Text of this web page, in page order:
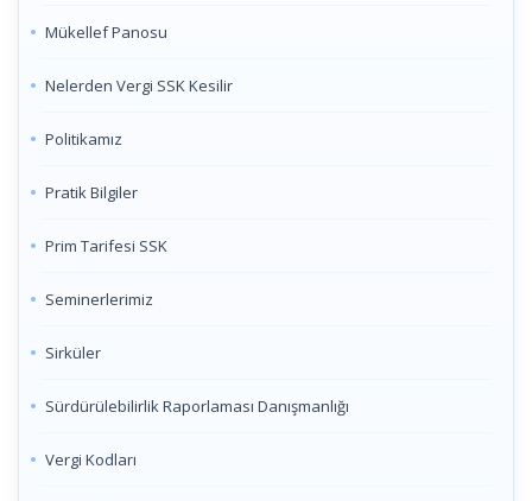
Mükellef Panosu
Nelerden Vergi SSK Kesilir
Politikamız
Pratik Bilgiler
Prim Tarifesi SSK
Seminerlerimiz
Sirküler
Sürdürülebilirlik Raporlaması Danışmanlığı
Vergi Kodları